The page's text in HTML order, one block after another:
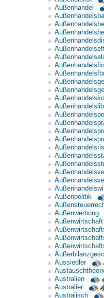
Außenhandel
Außenpolitik
Außenwerbung
Außenwirtschaft
Aussiedler
Australien
Australier
Australisch